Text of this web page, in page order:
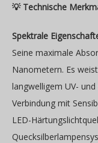
💡 Technische
Spektrale
Seine maximale
Nanometern. Es
langwelligem UV-
Verbindung mit
LED-